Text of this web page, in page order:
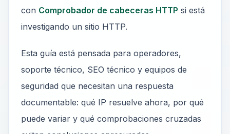
con Comprobador de cabeceras HTTP si está
investigando un sitio HTTP.
Esta guía está pensada para operadores,
soporte técnico, SEO técnico y equipos de
seguridad que necesitan una respuesta
documentable: qué IP resuelve ahora, por qué
puede variar y qué comprobaciones cruzadas